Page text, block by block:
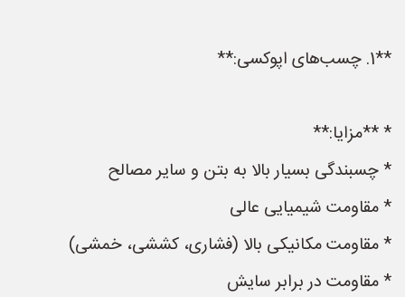
**1. چسب‌های اپوکسی:**
* **مزایا:**
* چسبندگی بسیار بالا به بتن و سایر مصالح
* مقاومت شیمیایی عالی
* مقاومت مکانیکی بالا (فشاری، کششی، خمشی)
* مقاومت در برابر سایش